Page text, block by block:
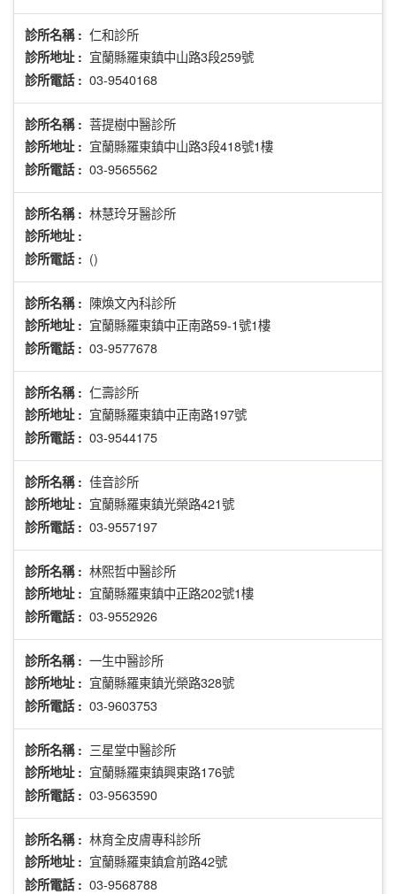
診所名稱 : 仁和診所
診所地址 : 宜蘭縣羅東鎮中山路3段259號
診所電話 : 03-9540168
診所名稱 : 菩提樹中醫診所
診所地址 : 宜蘭縣羅東鎮中山路3段418號1樓
診所電話 : 03-9565562
診所名稱 : 林慧玲牙醫診所
診所地址 :
診所電話 : ()
診所名稱 : 陳煥文內科診所
診所地址 : 宜蘭縣羅東鎮中正南路59-1號1樓
診所電話 : 03-9577678
診所名稱 : 仁壽診所
診所地址 : 宜蘭縣羅東鎮中正南路197號
診所電話 : 03-9544175
診所名稱 : 佳音診所
診所地址 : 宜蘭縣羅東鎮光榮路421號
診所電話 : 03-9557197
診所名稱 : 林熙哲中醫診所
診所地址 : 宜蘭縣羅東鎮中正路202號1樓
診所電話 : 03-9552926
診所名稱 : 一生中醫診所
診所地址 : 宜蘭縣羅東鎮光榮路328號
診所電話 : 03-9603753
診所名稱 : 三星堂中醫診所
診所地址 : 宜蘭縣羅東鎮興東路176號
診所電話 : 03-9563590
診所名稱 : 林育全皮膚專科診所
診所地址 : 宜蘭縣羅東鎮倉前路42號
診所電話 : 03-9568788